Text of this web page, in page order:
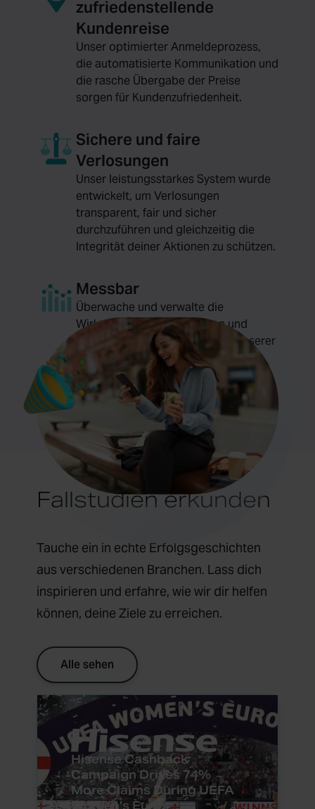
zufriedenstellende
Kundenreise
Unser optimierter Anmeldeprozess,
die automatisierte Kommunikation und
die rasche Übergabe der Preise
sorgen für Kundenzufriedenheit.
Sichere und faire
Verlosungen
Unser leistungsstarkes System wurde
entwickelt, um Verlosungen
transparent, fair und sicher
durchzuführen und gleichzeitig die
Integrität deiner Aktionen zu schützen.
Messbar
Überwache und verwalte die
Wirksamkeit deiner Aktionen und
deines Budgets in Echtzeit mit unserer
intuitiven und interaktiven Online-
Plattform.
Fallstudien erkunden
Tauche ein in echte Erfolgsgeschichten
aus verschiedenen Branchen. Lass dich
inspirieren und erfahre, wie wir dir helfen
können, deine Ziele zu erreichen.
Alle sehen
Hisense Cashback
Campaign Drives 74%
More Claims During UEFA
Women’s Euros